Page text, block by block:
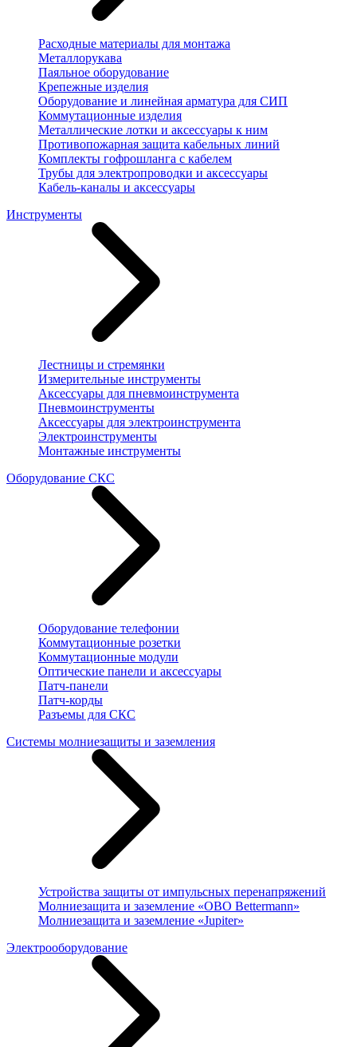
Расходные материалы для монтажа
Металлорукава
Паяльное оборудование
Крепежные изделия
Оборудование и линейная арматура для СИП
Коммутационные изделия
Металлические лотки и аксессуары к ним
Противопожарная защита кабельных линий
Комплекты гофрошланга с кабелем
Трубы для электропроводки и аксессуары
Кабель-каналы и аксессуары
Инструменты
Лестницы и стремянки
Измерительные инструменты
Аксессуары для пневмоинструмента
Пневмоинструменты
Аксессуары для электроинструмента
Электроинструменты
Монтажные инструменты
Оборудование СКС
Оборудование телефонии
Коммутационные розетки
Коммутационные модули
Оптические панели и аксессуары
Патч-панели
Патч-корды
Разъемы для СКС
Системы молниезащиты и заземления
Устройства защиты от импульсных перенапряжений
Молниезащита и заземление «OBO Bettermann»
Молниезащита и заземление «Jupiter»
Электрооборудование